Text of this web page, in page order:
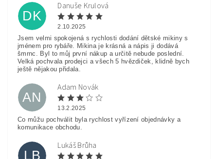
DK
Danuše Krulová
2.10.2025
Jsem velmi spokojená s rychlosti dodání dětské mikiny s
jménem pro rybáře. Mikina je krásná a nápis ji dodává
šmrnc. Byl to můj první nákup a určitě nebude poslední.
Velká pochvala prodejci a všech 5 hvězdiček, klidně bych
ještě nějakou přidala.
AN
Adam Novák
13.2.2025
Co můžu pochválit byla rychlost vyřízení objednávky a
komunikace obchodu.
LB
Lukáš Brůha